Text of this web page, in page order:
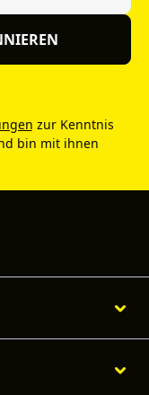
zur Kenntnis
bin mit ihnen